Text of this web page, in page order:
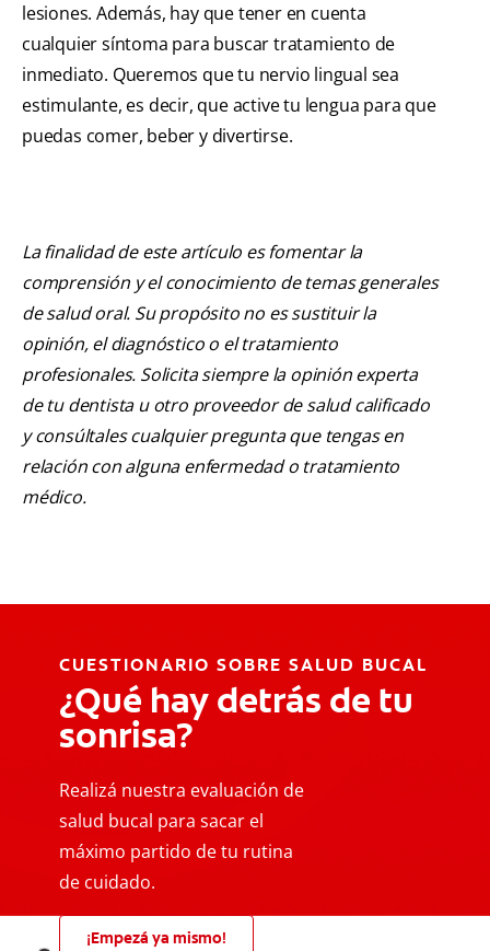
lesiones. Además, hay que tener en cuenta
cualquier síntoma para buscar tratamiento de
inmediato. Queremos que tu nervio lingual sea
estimulante, es decir, que active tu lengua para que
puedas comer, beber y divertirse.
La finalidad de este artículo es fomentar la
comprensión y el conocimiento de temas generales
de salud oral. Su propósito no es sustituir la
opinión, el diagnóstico o el tratamiento
profesionales. Solicita siempre la opinión experta
de tu dentista u otro proveedor de salud calificado
y consúltales cualquier pregunta que tengas en
relación con alguna enfermedad o tratamiento
médico.
CUESTIONARIO SOBRE SALUD BUCAL
¿Qué hay detrás de tu
sonrisa?
Realizá nuestra evaluación de
salud bucal para sacar el
máximo partido de tu rutina
de cuidado.
¡Empezá ya mismo!